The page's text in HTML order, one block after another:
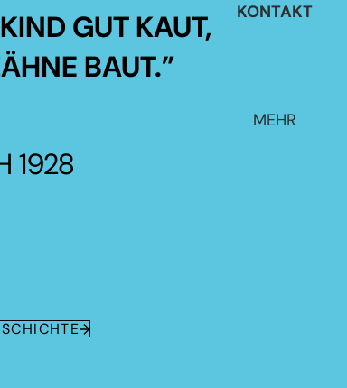
KONTAKT
MEHR
GUT KAUT,
BAUT.”
1928